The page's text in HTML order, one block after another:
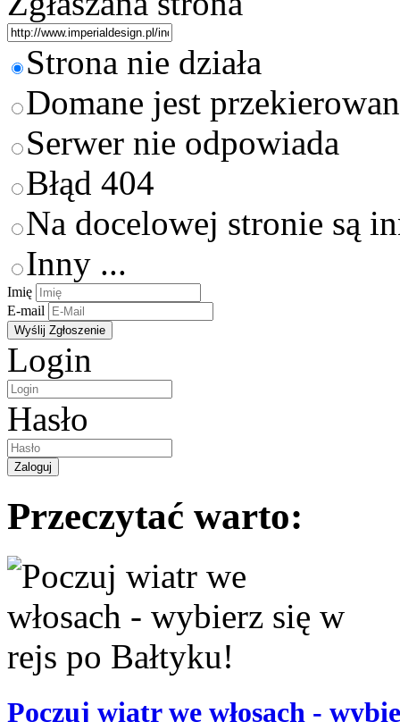
Strona nie działa
Domane jest
Serwer nie odpowiada
Błąd 404
Na docelowej stronie są
Inny ...
Imię
E-mail
Login
Hasło
Przeczytać warto:
Poczuj wiatr we włosach -